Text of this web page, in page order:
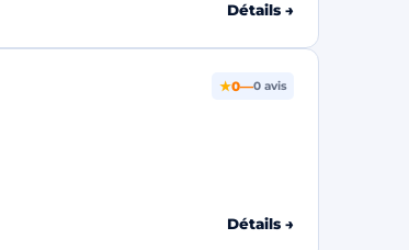
Détails →
★0—0 avis
Détails →